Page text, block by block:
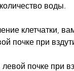
воды.
клетчатки,
почке при
левой почке при